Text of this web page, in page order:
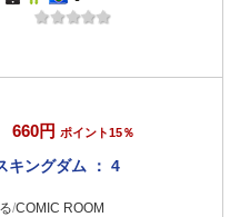
660円 ポイント15％
キングダム ： 4
/COMIC ROOM